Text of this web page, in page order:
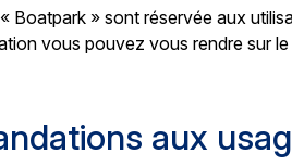
Boatpark » sont réservée aux
vous pouvez vous rendre sur
aux